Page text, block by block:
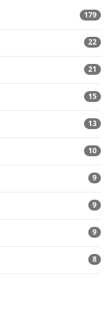
179
22
21
15
13
10
9
9
9
8